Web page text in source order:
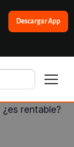
Descargar App